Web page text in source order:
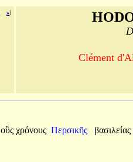
»]
Clément
οὓς χρόνους Περσικῆς βασιλείας